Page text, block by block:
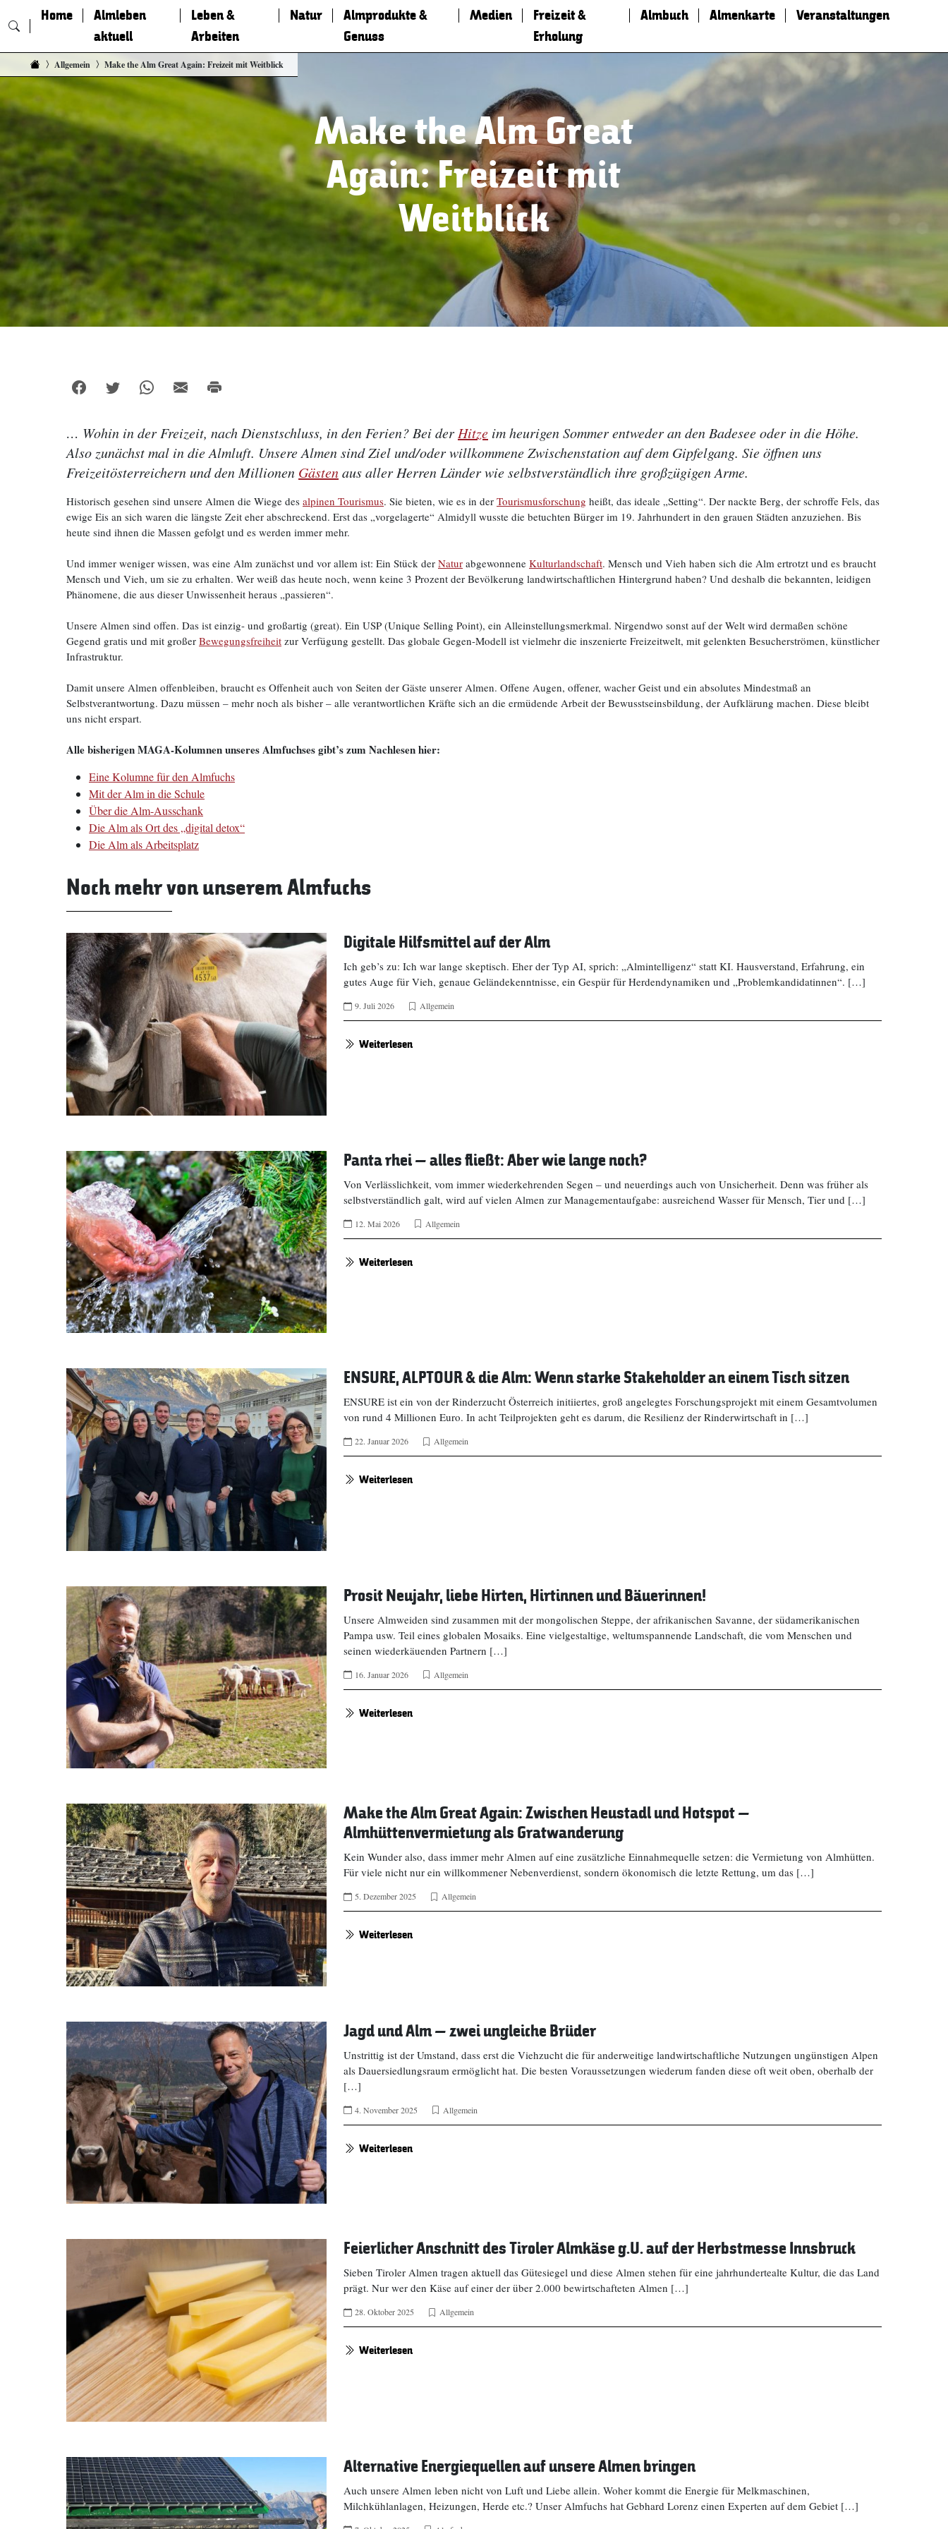
Zum Inhalt springen
Home
Almleben
aktuell
Leben &
Arbeiten
Natur
Almprodukte &
Genuss
Medien
Freizeit &
Erholung
Almbuch Almenkarte Veranstaltungen
Allgemein Make the Alm Great Again: Freizeit mit Weitblick
Make the Alm Great
Again: Freizeit mit
Weitblick
… Wohin in der Freizeit, nach Dienstschluss, in den Ferien? Bei der Hitze im heurigen Sommer entweder an den Badesee oder in die Höhe.
Also zunächst mal in die Almluft. Unsere Almen sind Ziel und/oder willkommene Zwischenstation auf dem Gipfelgang. Sie öffnen uns
Freizeitösterreichern und den Millionen Gästenaus aller Herren Länder wie selbstverständlich ihre großzügigen Arme.
Historisch gesehen sind unsere Almen die Wiege des alpinen Tourismus. Sie bieten, wie es in der Tourismusforschung heißt, das ideale „Setting“. Der nackte Berg, der schroffe Fels, das
ewige Eis an sich waren die längste Zeit eher abschreckend. Erst das „vorgelagerte“ Almidyll wusste die betuchten Bürger im 19. Jahrhundert in den grauen Städten anzuziehen. Bis
heute sind ihnen die Massen gefolgt und es werden immer mehr.
Und immer weniger wissen, was eine Alm zunächst und vor allem ist: Ein Stück der Natur abgewonnene Kulturlandschaft. Mensch und Vieh haben sich die Alm ertrotzt und es braucht
Mensch und Vieh, um sie zu erhalten. Wer weiß das heute noch, wenn keine 3 Prozent der Bevölkerung landwirtschaftlichen Hintergrund haben? Und deshalb die bekannten, leidigen
Phänomene, die aus dieser Unwissenheit heraus „passieren“.
Unsere Almen sind offen. Das ist einzig- und großartig (great). Ein USP (Unique Selling Point), ein Alleinstellungsmerkmal. Nirgendwo sonst auf der Welt wird dermaßen schöne
Gegend gratis und mit großer Bewegungsfreiheit zur Verfügung gestellt. Das globale Gegen-Modell ist vielmehr die inszenierte Freizeitwelt, mit gelenkten Besucherströmen, künstlicher
Infrastruktur.
Damit unsere Almen offenbleiben, braucht es Offenheit auch von Seiten der Gäste unserer Almen. Offene Augen, offener, wacher Geist und ein absolutes Mindestmaß an
Selbstverantwortung. Dazu müssen – mehr noch als bisher – alle verantwortlichen Kräfte sich an die ermüdende Arbeit der Bewusstseinsbildung, der Aufklärung machen. Diese bleibt
uns nicht erspart.
Alle bisherigen MAGA-Kolumnen unseres Almfuchses gibt’s zum Nachlesen hier:
Eine Kolumne für den Almfuchs
Mit der Alm in die Schule
Über die Alm-Ausschank
Die Alm als Ort des „digital detox“
Die Alm als Arbeitsplatz
Noch mehr von unserem Almfuchs
Digitale Hilfsmittel auf der Alm
Ich geb’s zu: Ich war lange skeptisch. Eher der Typ AI, sprich: „Almintelligenz“ statt KI. Hausverstand, Erfahrung, ein
gutes Auge für Vieh, genaue Geländekenntnisse, ein Gespür für Herdendynamiken und „Problemkandidatinnen“. […]
9. Juli 2026 Allgemein
Weiterlesen
Panta rhei – alles fließt: Aber wie lange noch?
Von Verlässlichkeit, vom immer wiederkehrenden Segen – und neuerdings auch von Unsicherheit. Denn was früher als
selbstverständlich galt, wird auf vielen Almen zur Managementaufgabe: ausreichend Wasser für Mensch, Tier und […]
12. Mai 2026 Allgemein
Weiterlesen
ENSURE, ALPTOUR & die Alm: Wenn starke Stakeholder an einem Tisch sitzen
ENSURE ist ein von der Rinderzucht Österreich initiiertes, groß angelegtes Forschungsprojekt mit einem Gesamtvolumen
von rund 4 Millionen Euro. In acht Teilprojekten geht es darum, die Resilienz der Rinderwirtschaft in […]
22. Januar 2026 Allgemein
Weiterlesen
Prosit Neujahr, liebe Hirten, Hirtinnen und Bäuerinnen!
Unsere Almweiden sind zusammen mit der mongolischen Steppe, der afrikanischen Savanne, der südamerikanischen
Pampa usw. Teil eines globalen Mosaiks. Eine vielgestaltige, weltumspannende Landschaft, die vom Menschen und
seinen wiederkäuenden Partnern […]
16. Januar 2026 Allgemein
Weiterlesen
Make the Alm Great Again: Zwischen Heustadl und Hotspot –
Almhüttenvermietung als Gratwanderung
Kein Wunder also, dass immer mehr Almen auf eine zusätzliche Einnahmequelle setzen: die Vermietung von Almhütten.
Für viele nicht nur ein willkommener Nebenverdienst, sondern ökonomisch die letzte Rettung, um das […]
5. Dezember 2025 Allgemein
Weiterlesen
Jagd und Alm – zwei ungleiche Brüder
Unstrittig ist der Umstand, dass erst die Viehzucht die für anderweitige landwirtschaftliche Nutzungen ungünstigen Alpen
als Dauersiedlungsraum ermöglicht hat. Die besten Voraussetzungen wiederum fanden diese oft weit oben, oberhalb der
[…]
4. November 2025 Allgemein
Weiterlesen
Feierlicher Anschnitt des Tiroler Almkäse g.U. auf der Herbstmesse Innsbruck
Sieben Tiroler Almen tragen aktuell das Gütesiegel und diese Almen stehen für eine jahrhundertealte Kultur, die das Land
prägt. Nur wer den Käse auf einer der über 2.000 bewirtschafteten Almen […]
28. Oktober 2025 Allgemein
Weiterlesen
Alternative Energiequellen auf unsere Almen bringen
Auch unsere Almen leben nicht von Luft und Liebe allein. Woher kommt die Energie für Melkmaschinen,
Milchkühlanlagen, Heizungen, Herde etc.? Unser Almfuchs hat Gebhard Lorenz einen Experten auf dem Gebiet […]